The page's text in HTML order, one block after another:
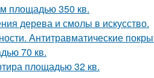
площадью 350 кв.
дерева и смолы в искусство.
Антитравматические
70 кв.
площадью 32 кв.